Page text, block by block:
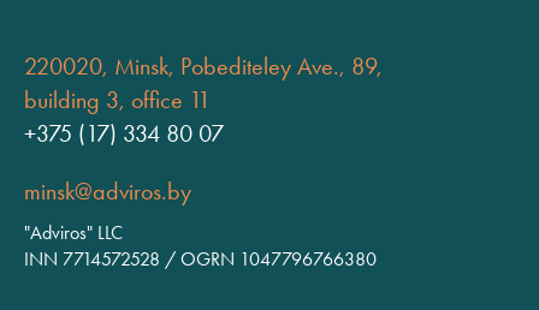
220020, Minsk, Pobediteley Ave., 89,
building 3, office 11
+375 (17) 334 80 07
minsk@adviros.by
"Adviros" LLC
INN 7714572528 / OGRN 1047796766380